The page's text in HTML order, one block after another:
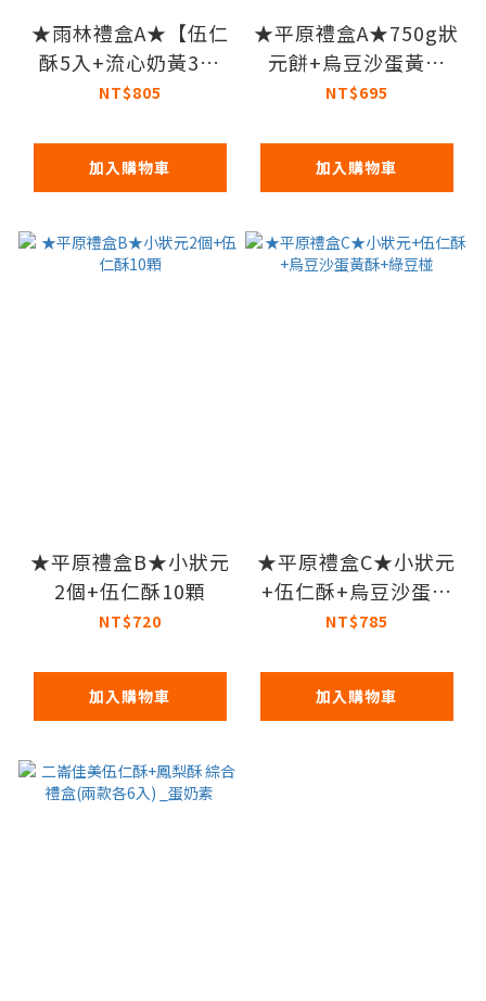
★雨林禮盒A★【伍仁
酥5入+流心奶黃3入
+烏豆沙蛋黃酥3入+綠
NT$805
加入購物車
★平原禮盒A★750g狀
元餅+烏豆沙蛋黃酥
+綠豆椪
NT$695
加入購物車
★平原禮盒B★小狀元
2個+伍仁酥10顆
NT$720
加入購物車
★平原禮盒C★小狀元
+伍仁酥+烏豆沙蛋黃
酥+綠豆椪
NT$785
加入購物車